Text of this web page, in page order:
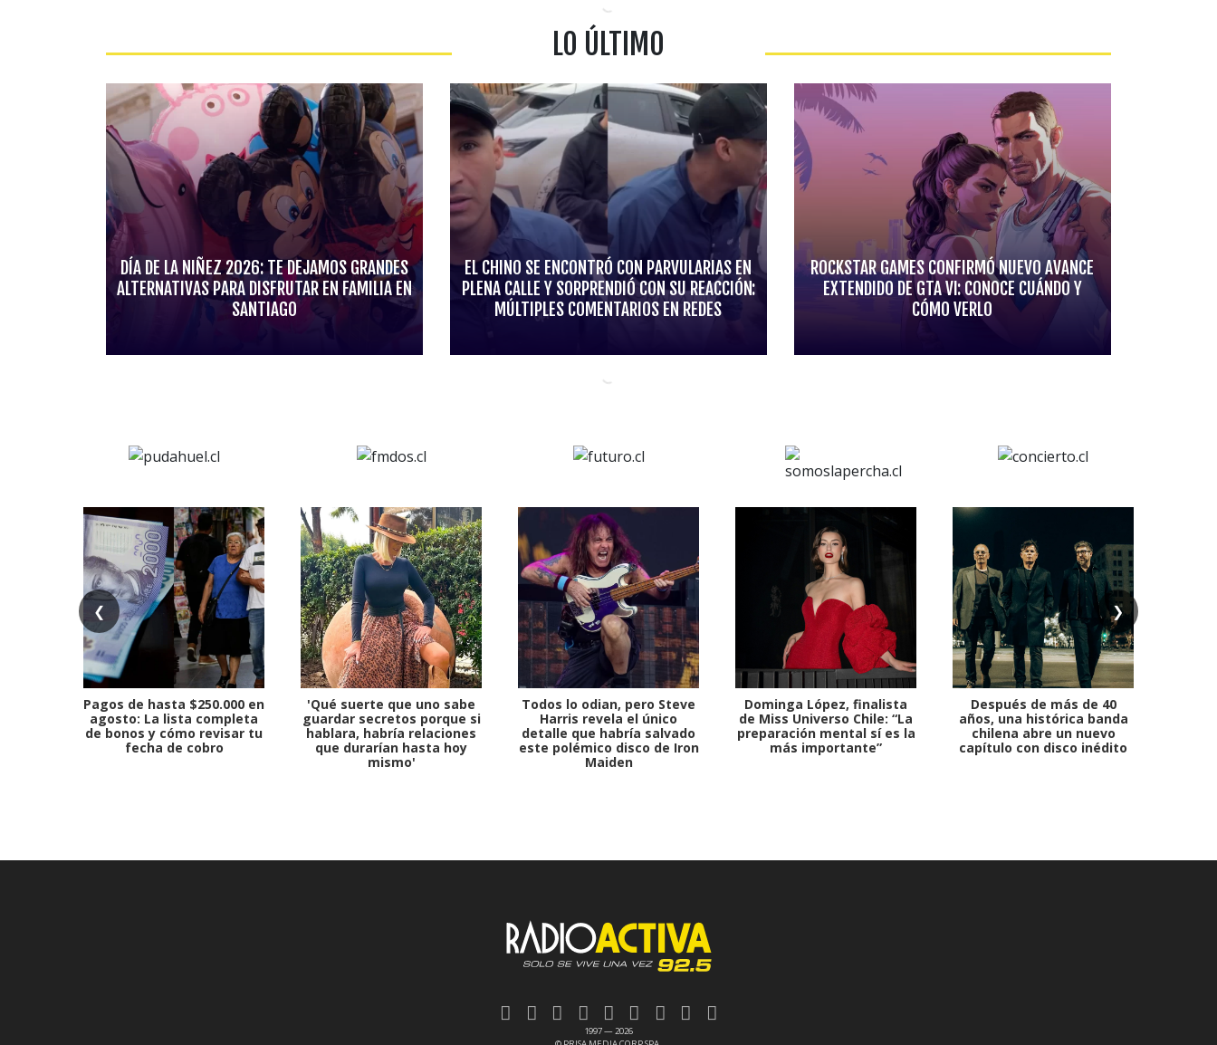
LO ÚLTIMO
DÍA DE LA NIÑEZ 2026: TE DEJAMOS GRANDES
ALTERNATIVAS PARA DISFRUTAR EN FAMILIA EN
SANTIAGO
EL CHINO SE ENCONTRÓ CON PARVULARIAS EN
PLENA CALLE Y SORPRENDIÓ CON SU REACCIÓN:
MÚLTIPLES COMENTARIOS EN REDES
ROCKSTAR GAMES CONFIRMÓ NUEVO AVANCE
EXTENDIDO DE GTA VI: CONOCE CUÁNDO Y
CÓMO VERLO
❮ ❯
Pagos de hasta $250.000 en
agosto: La lista completa
de bonos y cómo revisar tu
fecha de cobro
'Qué suerte que uno sabe
guardar secretos porque si
hablara, habría relaciones
que durarían hasta hoy
mismo'
Todos lo odian, pero Steve
Harris revela el único
detalle que habría salvado
este polémico disco de Iron
Maiden
Dominga López, finalista
de Miss Universo Chile: “La
preparación mental sí es la
más importante”
Después de más de 40
años, una histórica banda
chilena abre un nuevo
capítulo con disco inédito
1997 — 2026